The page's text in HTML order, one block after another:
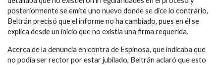
posteriormente se emite uno nuevo donde se dice lo contrario,
Beltrán precisó que el informe no ha cambiado, pues en él se
explica desde un inicio que no existía una firma requerida.
Acerca de la denuncia en contra de Espinosa, que indicaba que
no podía ser rector por estar jubilado, Beltrán aclaró que esto